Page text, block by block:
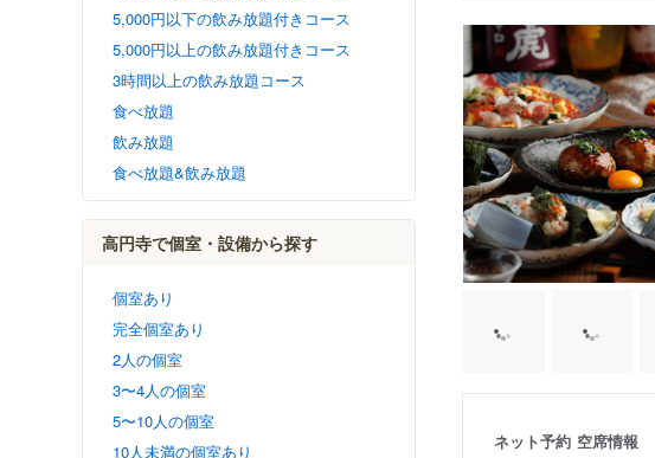
5,000円以下の飲み放題付きコース
5,000円以上の飲み放題付きコース
3時間以上の飲み放題コース
食べ放題
飲み放題
食べ放題&飲み放題
高円寺で個室・設備から探す
個室あり
完全個室あり
2人の個室
3〜4人の個室
5〜10人の個室
10人未満の個室あり
ネット予約 空席情報